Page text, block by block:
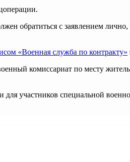
обратиться с заявлением лично,
«Военная служба по контракту»
комиссариат по месту
участников специальной